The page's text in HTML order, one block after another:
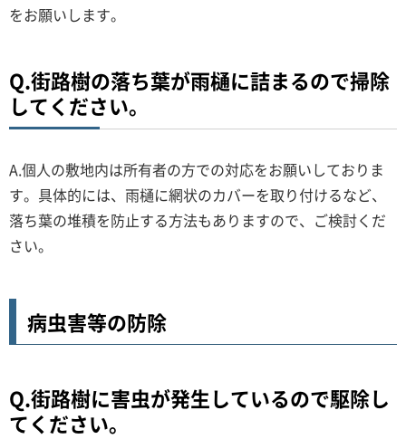
をお願いします。
Q.街路樹の落ち葉が雨樋に詰まるので掃除
してください。
A.個人の敷地内は所有者の方での対応をお願いしておりま
す。具体的には、雨樋に網状のカバーを取り付けるなど、
落ち葉の堆積を防止する方法もありますので、ご検討くだ
さい。
病虫害等の防除
Q.街路樹に害虫が発生しているので駆除し
てください。